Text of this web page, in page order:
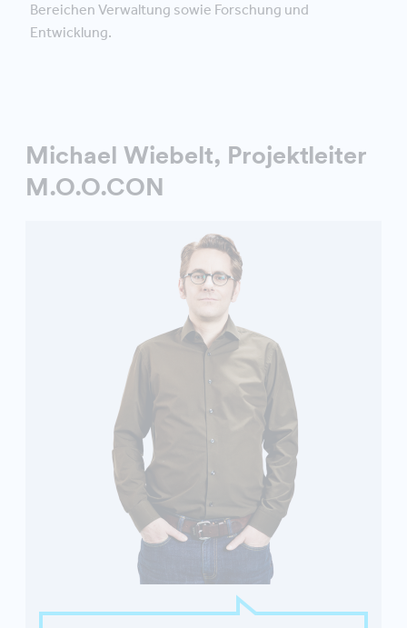
Bereichen Verwaltung sowie Forschung und
Entwicklung.
Michael Wiebelt, Projektleiter
M.O.O.CON